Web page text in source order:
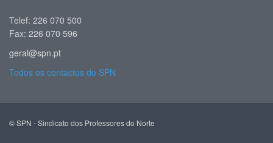
Telef: 226 070 500
Fax: 226 070 596
geral@spn.pt
Todos os contactos do SPN
© SPN - Sindicato dos Professores do Norte